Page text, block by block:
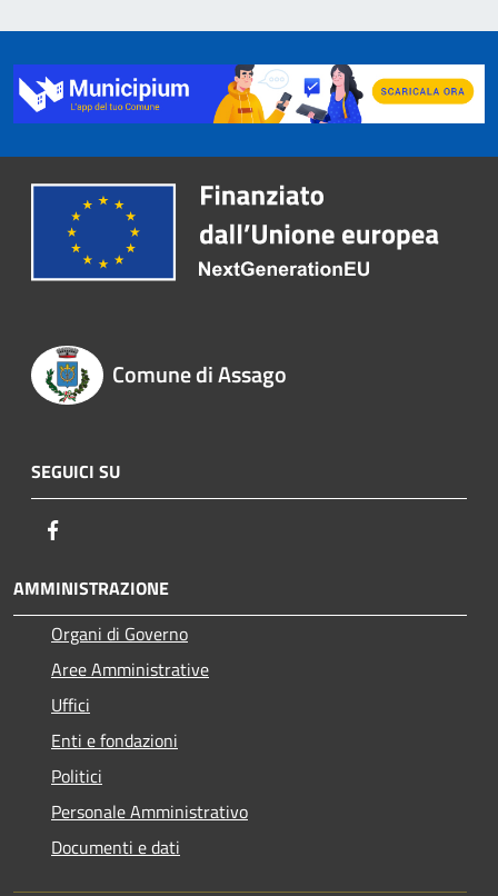
Comune di Assago
SEGUICI SU
AMMINISTRAZIONE
Organi di Governo
Aree Amministrative
Uffici
Enti e fondazioni
Politici
Personale Amministrativo
Documenti e dati